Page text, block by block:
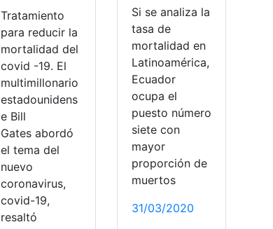
Mortalidad
Tratamiento
para reducir la
mortalidad del
covid -19. El
multimillonario
estadounidens
e Bill
Gates abordó
el tema del
nuevo
coronavirus,
covid-19,
resaltó
Si se analiza la
tasa de
mortalidad en
Latinoamérica,
Ecuador
ocupa el
puesto número
siete con
mayor
proporción de
muertos
31/03/2020